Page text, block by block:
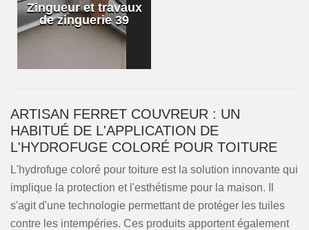
Zingueur et travaux
de zinguerie 39
ARTISAN FERRET COUVREUR : UN
HABITUÉ DE L'APPLICATION DE
L'HYDROFUGE COLORÉ POUR TOITURE
L'hydrofuge coloré pour toiture est la solution innovante qui
implique la protection et l'esthétisme pour la maison. Il
s'agit d'une technologie permettant de protéger les tuiles
contre les intempéries. Ces produits apportent également